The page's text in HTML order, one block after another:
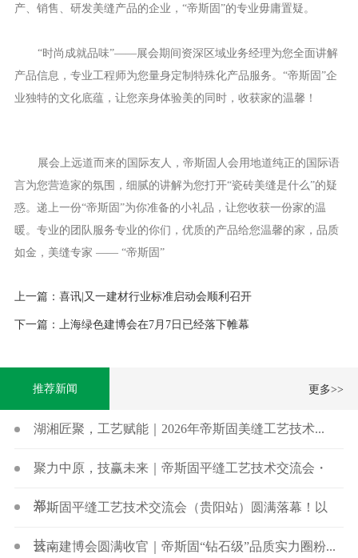
产、销售、研发美缝产品的企业，“帝斯固”的专业毋庸置疑。
“时尚成就品味”——展会期间资深区域业务经理为您全面讲解
产品信息，专业工程师为您量身定制特殊化产品服务。“帝斯固”企
业独特的文化底蕴，让您亲身体验美的同时，收获家的温馨！
展会上远道而来的国际友人，帝斯固人会用地道纯正的国际语
言为您营造家的氛围，细腻的讲解为您打开“瓷砖美缝是什么”的疑
惑。递上一份“帝斯固”为你准备的小礼品，让您收获一份家的温
暖。专业的团队服务专业的你们，优质的产品给您温馨的家，品质
如金，美缝专家 —— “帝斯固”
上一篇：喜讯|又一建材行业标准启动会顺利召开
下一篇：上海绿色建博会在7月7日已经落下帷幕
推荐新闻 更多>>
湖湘匠聚，工艺赋能｜2026年帝斯固美缝工艺技术...
聚力中原，技赢未来｜帝斯固平缝工艺技术交流会・
郑...
帝斯固平缝工艺技术交流会（贵阳站）圆满落幕！以
技...
云南建博会圆满收官｜帝斯固“钻石级”品质实力圈粉...